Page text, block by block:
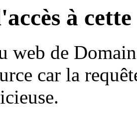
à
web de
car la